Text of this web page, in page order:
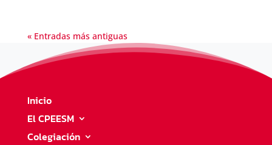
« Entradas más antiguas
Inicio
El CPEESM
Colegiación